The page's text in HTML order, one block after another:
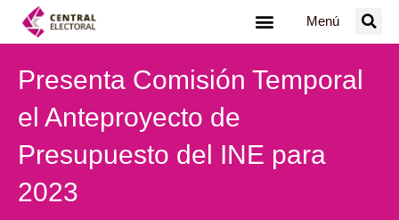
Menú
Presenta Comisión Temporal
el Anteproyecto de
Presupuesto del INE para
2023